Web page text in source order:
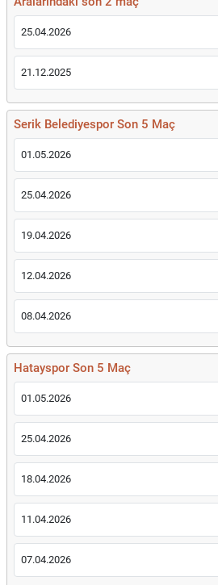
25.04.2026
21.12.2025
Serik Belediyespor Son 5 Maç
01.05.2026
25.04.2026
19.04.2026
12.04.2026
08.04.2026
Hatayspor Son 5 Maç
01.05.2026
25.04.2026
18.04.2026
11.04.2026
07.04.2026